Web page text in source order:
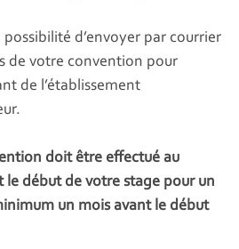
d’envoyer par courrier
de votre convention pour
de l’établissement
doit être effectué au
le début de votre stage pour un
un mois avant le début